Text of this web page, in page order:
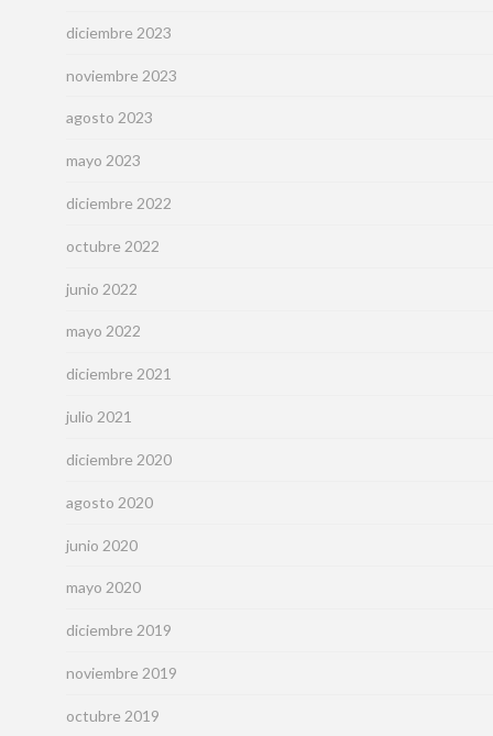
diciembre 2023
noviembre 2023
agosto 2023
mayo 2023
diciembre 2022
octubre 2022
junio 2022
mayo 2022
diciembre 2021
julio 2021
diciembre 2020
agosto 2020
junio 2020
mayo 2020
diciembre 2019
noviembre 2019
octubre 2019